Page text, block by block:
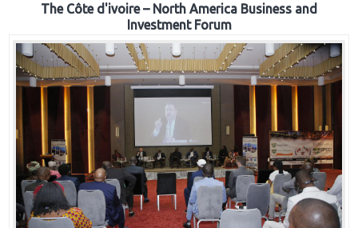
The Côte d'ivoire – North America Business and
Investment Forum